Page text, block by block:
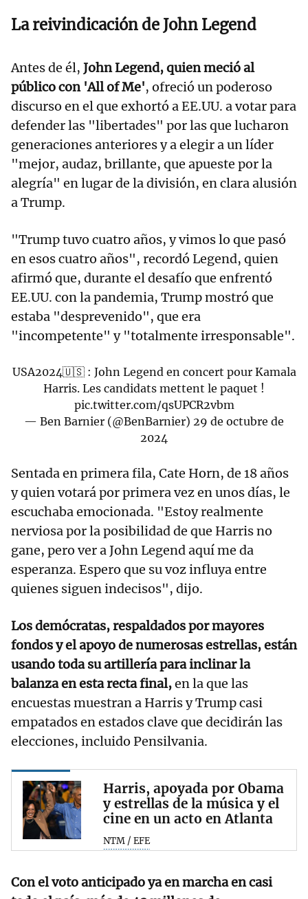
La reivindicación de John Legend
Antes de él, John Legend, quien meció al
público con 'All of Me', ofreció un poderoso
discurso en el que exhortó a EE.UU. a votar para
defender las "libertades" por las que lucharon
generaciones anteriores y a elegir a un líder
"mejor, audaz, brillante, que apueste por la
alegría" en lugar de la división, en clara alusión
a Trump.
"Trump tuvo cuatro años, y vimos lo que pasó
en esos cuatro años", recordó Legend, quien
afirmó que, durante el desafío que enfrentó
EE.UU. con la pandemia, Trump mostró que
estaba "desprevenido", que era
"incompetente" y "totalmente irresponsable".
USA2024🇺🇸 : John Legend en concert pour Kamala
Harris. Les candidats mettent le paquet !
pic.twitter.com/qsUPCR2vbm
— Ben Barnier (@BenBarnier) 29 de octubre de
2024
Sentada en primera fila, Cate Horn, de 18 años
y quien votará por primera vez en unos días, le
escuchaba emocionada. "Estoy realmente
nerviosa por la posibilidad de que Harris no
gane, pero ver a John Legend aquí me da
esperanza. Espero que su voz influya entre
quienes siguen indecisos", dijo.
Los demócratas, respaldados por mayores
fondos y el apoyo de numerosas estrellas, están
usando toda su artillería para inclinar la
balanza en esta recta final,en la que las
encuestas muestran a Harris y Trump casi
empatados en estados clave que decidirán las
elecciones, incluido Pensilvania.
Harris, apoyada por Obama
y estrellas de la música y el
cine en un acto en Atlanta
NTM / EFE
Con el voto anticipado ya en marcha en casi